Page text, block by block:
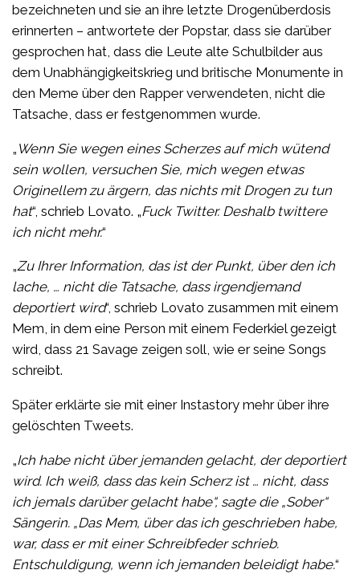
bezeichneten und sie an ihre letzte Drogenüberdosis
erinnerten – antwortete der Popstar, dass sie darüber
gesprochen hat, dass die Leute alte Schulbilder aus
dem Unabhängigkeitskrieg und britische Monumente in
den Meme über den Rapper verwendeten, nicht die
Tatsache, dass er festgenommen wurde.
„ Wenn Sie wegen eines Scherzes auf mich wütend
sein wollen, versuchen Sie, mich wegen etwas
Originellem zu ärgern, das nichts mit Drogen zu tun
hat“, schrieb Lovato. „Fuck Twitter. Deshalb twittere
ich nicht mehr.“
„Zu Ihrer Information, das ist der Punkt, über den ich
lache, … nicht die Tatsache, dass irgendjemand
deportiert wird“, schrieb Lovato zusammen mit einem
Mem, in dem eine Person mit einem Federkiel gezeigt
wird, dass 21 Savage zeigen soll, wie er seine Songs
schreibt.
Später erklärte sie mit einer Instastory mehr über ihre
gelöschten Tweets.
„Ich habe nicht über jemanden gelacht, der deportiert
wird. Ich weiß, dass das kein Scherz ist … nicht, dass
ich jemals darüber gelacht habe“, sagte die „Sober“
Sängerin. „Das Mem, über das ich geschrieben habe,
war, dass er mit einer Schreibfeder schrieb.
Entschuldigung, wenn ich jemanden beleidigt habe.“